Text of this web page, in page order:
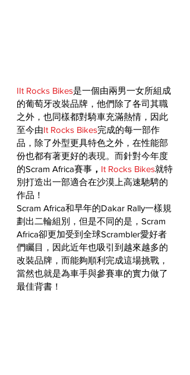
IIt Rocks Bikes是一個由兩男一女所組成
的葡萄牙改裝品牌，他們除了各司其職
之外，也同樣都對騎車充滿熱情，因此
至今由It Rocks Bikes完成的每一部作
品，除了外型更具特色之外，在性能部
份也都有著更好的表現。而針對今年度
的Scram Africa賽事 ， It Rocks Bikes就特
別打造出一部適合在沙漠上高速馳騁的
作品！
Scram Africa和早年的Dakar Rally一樣規
劃出二輪組別，但是不同的是，Scram
Africa卻更加受到全球Scrambler愛好者
們矚目，因此近年也吸引到越來越多的
改裝品牌，而能夠順利完成這場挑戰，
當然也就是為車手與參賽車的實力做了
最佳背書！